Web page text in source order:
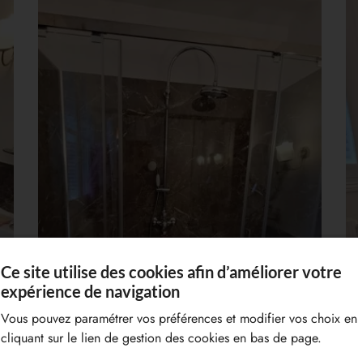
Ce site utilise des cookies afin d’améliorer votre
expérience de navigation
Vous pouvez paramétrer vos préférences et modifier vos choix en
cliquant sur le lien de gestion des cookies en bas de page.